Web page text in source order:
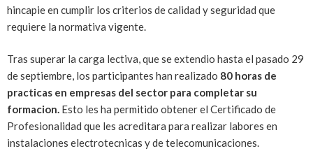
hincapie en cumplir los criterios de calidad y seguridad que
requiere la normativa vigente.
Tras superar la carga lectiva, que se extendio hasta el pasado 29
de septiembre, los participantes han realizado 80 horas de
practicas en empresas del sector para completar su
formacion. Esto les ha permitido obtener el Certificado de
Profesionalidad que les acreditara para realizar labores en
instalaciones electrotecnicas y de telecomunicaciones.